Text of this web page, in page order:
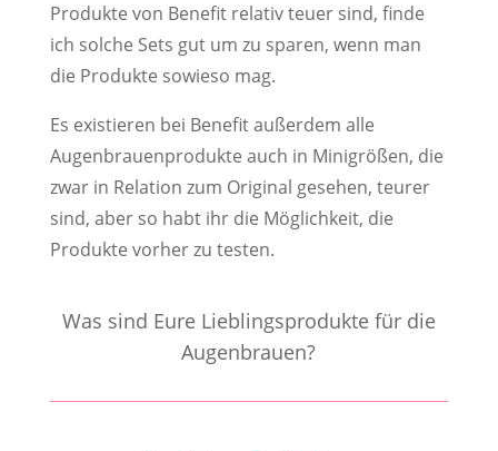
Produkte von Benefit relativ teuer sind, finde
ich solche Sets gut um zu sparen, wenn man
die Produkte sowieso mag.
Es existieren bei Benefit außerdem alle
Augenbrauenprodukte auch in Minigrößen, die
zwar in Relation zum Original gesehen, teurer
sind, aber so habt ihr die Möglichkeit, die
Produkte vorher zu testen.
Was sind Eure Lieblingsprodukte für die
Augenbrauen?